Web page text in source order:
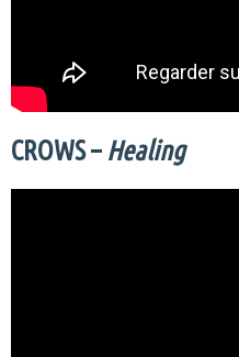
CROWS – Healing